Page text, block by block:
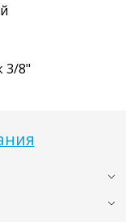
3/8"